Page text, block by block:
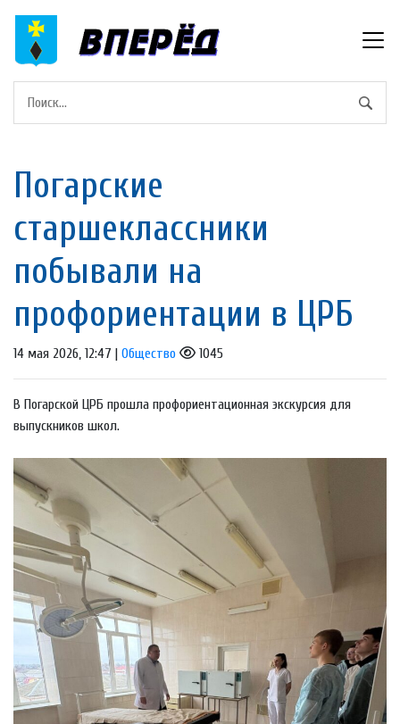
Погарские
старшеклассники
побывали на
профориентации в ЦРБ
14 мая 2026, 12:47 | Общество 1045
В Погарской ЦРБ прошла профориентационная экскурсия для
выпускников школ.